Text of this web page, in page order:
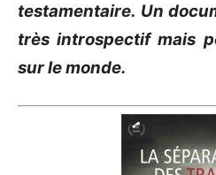
testamentaire. Un
très introspectif mais
sur le monde.